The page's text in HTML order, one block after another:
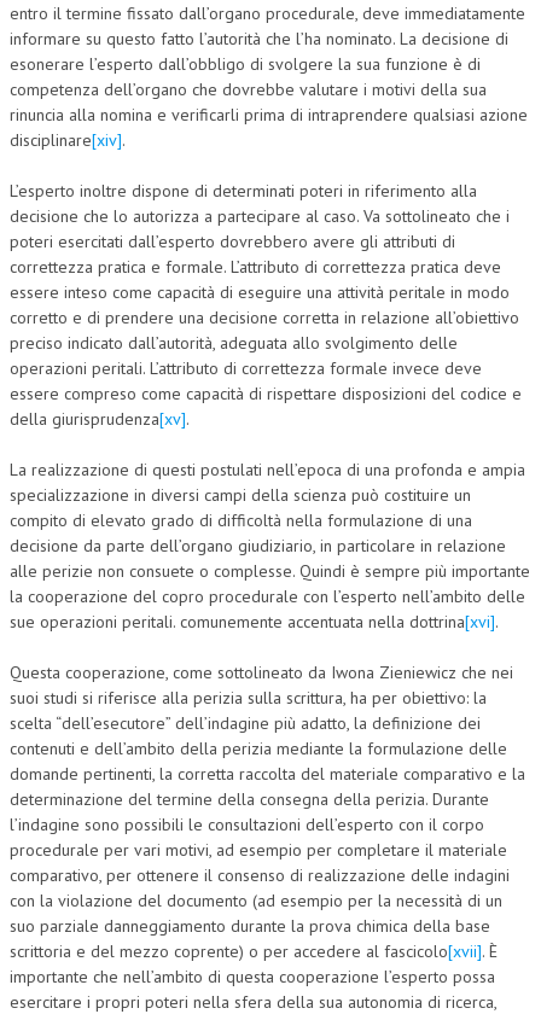
entro il termine fissato dall’organo procedurale, deve immediatamente
informare su questo fatto l’autorità che l’ha nominato. La decisione di
esonerare l’esperto dall’obbligo di svolgere la sua funzione è di
competenza dell’organo che dovrebbe valutare i motivi della sua
rinuncia alla nomina e verificarli prima di intraprendere qualsiasi azione
disciplinare[xiv].
L’esperto inoltre dispone di determinati poteri in riferimento alla
decisione che lo autorizza a partecipare al caso. Va sottolineato che i
poteri esercitati dall’esperto dovrebbero avere gli attributi di
correttezza pratica e formale. L’attributo di correttezza pratica deve
essere inteso come capacità di eseguire una attività peritale in modo
corretto e di prendere una decisione corretta in relazione all’obiettivo
preciso indicato dall’autorità, adeguata allo svolgimento delle
operazioni peritali. L’attributo di correttezza formale invece deve
essere compreso come capacità di rispettare disposizioni del codice e
della giurisprudenza[xv].
La realizzazione di questi postulati nell’epoca di una profonda e ampia
specializzazione in diversi campi della scienza può costituire un
compito di elevato grado di difficoltà nella formulazione di una
decisione da parte dell’organo giudiziario, in particolare in relazione
alle perizie non consuete o complesse. Quindi è sempre più importante
la cooperazione del copro procedurale con l’esperto nell’ambito delle
sue operazioni peritali. comunemente accentuata nella dottrina[xvi].
Questa cooperazione, come sottolineato da Iwona Zieniewicz che nei
suoi studi si riferisce alla perizia sulla scrittura, ha per obiettivo: la
scelta “dell’esecutore” dell’indagine più adatto, la definizione dei
contenuti e dell’ambito della perizia mediante la formulazione delle
domande pertinenti, la corretta raccolta del materiale comparativo e la
determinazione del termine della consegna della perizia. Durante
l’indagine sono possibili le consultazioni dell’esperto con il corpo
procedurale per vari motivi, ad esempio per completare il materiale
comparativo, per ottenere il consenso di realizzazione delle indagini
con la violazione del documento (ad esempio per la necessità di un
suo parziale danneggiamento durante la prova chimica della base
scrittoria e del mezzo coprente) o per accedere al fascicolo[xvii]. È
importante che nell’ambito di questa cooperazione l’esperto possa
esercitare i propri poteri nella sfera della sua autonomia di ricerca,